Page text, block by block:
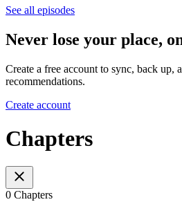
See all episodes
Never lose your place,
Create a free account to sync, back up,
recommendations.
Create account
Chapters
0 Chapters